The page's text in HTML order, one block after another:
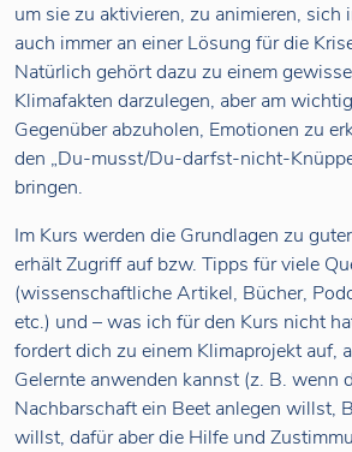
um sie zu aktivieren, zu animieren, sich
auch immer an einer Lösung für die
Natürlich gehört dazu zu einem
Klimafakten darzulegen, aber am
Gegenüber abzuholen, Emotionen zu
den „Du-musst/Du-darfst-nicht-
bringen.
Im Kurs werden die Grundlagen zu
erhält Zugriff auf bzw. Tipps für viele
(wissenschaftliche Artikel, Bücher,
etc.) und – was ich für den Kurs nicht
fordert dich zu einem Klimaprojekt auf,
Gelernte anwenden kannst (z. B. wenn
Nachbarschaft ein Beet anlegen willst,
willst, dafür aber die Hilfe und